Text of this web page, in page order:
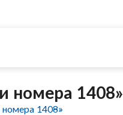
номера 1408»
номера 1408»